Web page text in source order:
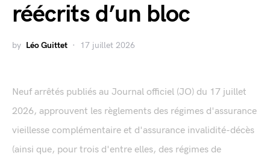
réécrits d’un bloc
by Léo Guittet 17 juillet 2026
Neuf arrêtés publiés au Journal officiel (JO) du 17 juillet
2026, approuvent les règlements des régimes d'assurance
vieillesse complémentaire et d'assurance invalidité-décès
(ainsi que, pour trois d'entre elles, des régimes de